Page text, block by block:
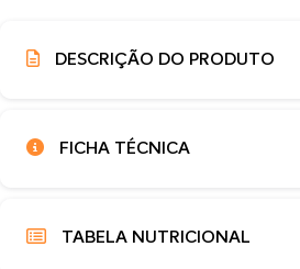
DESCRIÇÃO DO PRODUTO
FICHA TÉCNICA
TABELA NUTRICIONAL